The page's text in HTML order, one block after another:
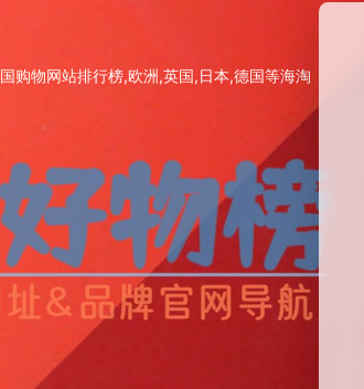
购物网站排行榜,欧洲,英国,日本,德国等海淘